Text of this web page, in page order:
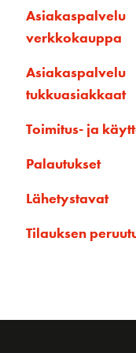
Asiakaspalvelu
verkkokauppa
Asiakaspalvelu
tukkuasiakkaat
Toimitus- ja
Palautukset
Lähetystavat
Tilauksen